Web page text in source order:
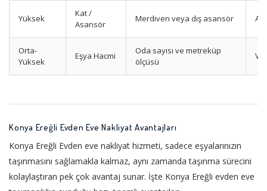
Yüksek
Kat /
Asansör
Merdiven veya dış asansör
Orta-
Yüksek
Eşya Hacmi
Oda sayısı ve metreküp
ölçüsü
Konya Ereğli Evden Eve Nakliyat Avantajları
Konya Ereğli Evden eve nakliyat hizmeti, sadece eşyalarınızın
taşınmasını sağlamakla kalmaz, aynı zamanda taşınma sürecini
kolaylaştıran pek çok avantaj sunar. İşte Konya Ereğli evden eve